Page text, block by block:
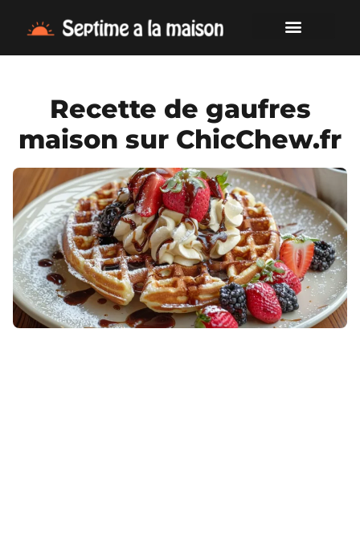
Recette de gaufres
maison sur ChicChew.fr